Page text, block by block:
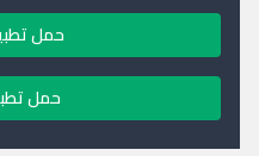
حمل
حمل